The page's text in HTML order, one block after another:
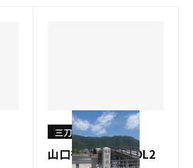
山口行ってきたVOL2
三刀屋店